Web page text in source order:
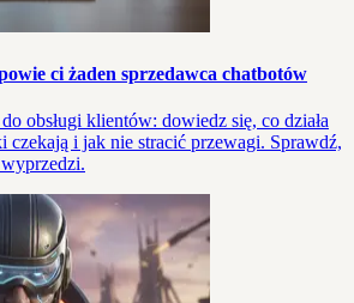
ci żaden sprzedawca chatbotów
obsługi klientów: dowiedz się, co działa
czekają i jak nie stracić przewagi. Sprawdź,